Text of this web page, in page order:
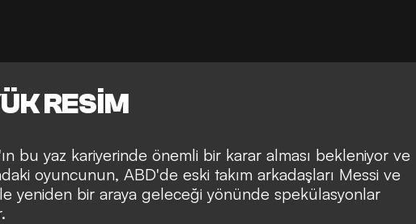
RESİM
bu yaz kariyerinde önemli bir karar alması bekleniyor ve
oyuncunun, ABD'de eski takım arkadaşları Messi ve
yeniden bir araya geleceği yönünde spekülasyonlar